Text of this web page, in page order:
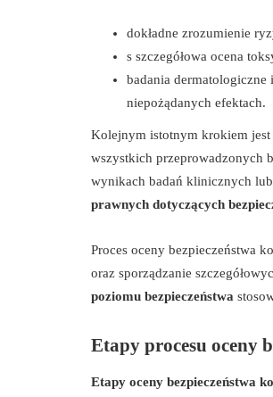
dokładne zrozumienie
s szczegółowa ocena
badania
niepożądanych efektach.
Kolejnym istotnym krokiem jest
wszystkich przeprowadzonych
wynikach badań klinicznych
prawnych dotyczących
Proces oceny bezpieczeństwa
oraz sporządzanie
poziomu bezpieczeństwa
Etapy procesu oceny
Etapy oceny bezpieczeństwa